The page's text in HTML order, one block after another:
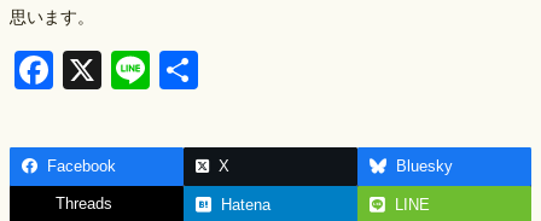
思います。
F
c
e
X
Li
e
ar
e
Facebook X Bluesky
Threads Hatena LINE